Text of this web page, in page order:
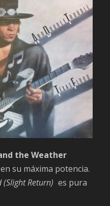
the Weather
su máxima potencia.
(Slight Return) es pura